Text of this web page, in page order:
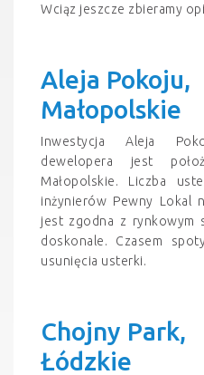
Wciąz jeszcze zbieramy
Aleja Pokoju,
Małopolskie
Inwestycja Aleja
dewelopera jest
Małopolskie. Liczba
inżynierów Pewny Lokal
jest zgodna z rynkowym
doskonale. Czasem
usunięcia usterki.
Chojny Park,
Łódzkie